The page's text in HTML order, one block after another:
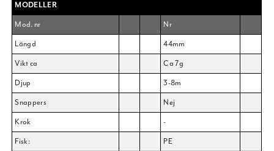
MODELLER
Mod. nr
Nr
Längd
44mm
Vikt ca
Ca 7g
Djup
3-8m
Snappers
Nej
Krok
-
Fisk:
PE